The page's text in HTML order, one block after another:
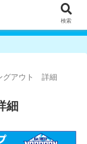
グアウト 詳細
細
検索